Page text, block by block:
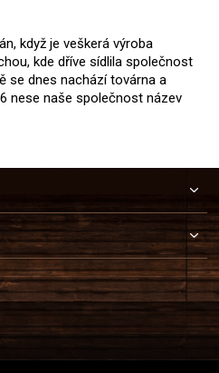
když je veškerá výroba
kde dříve sídlila společnost
se dnes nachází továrna a
nese naše společnost název